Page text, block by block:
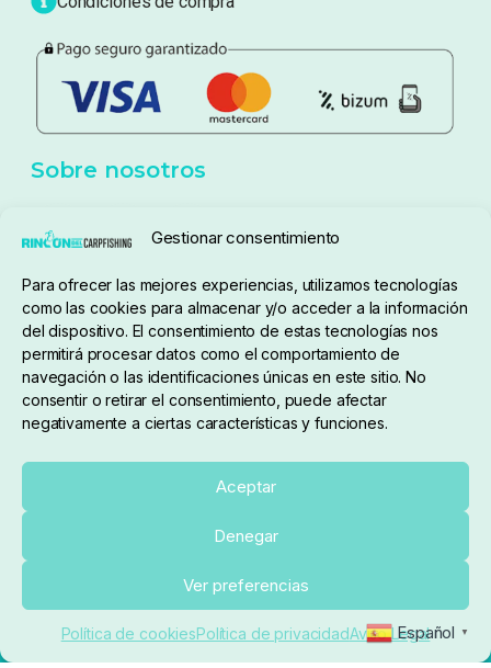
Gestionar consentimiento
Para ofrecer las mejores experiencias, utilizamos tecnologías
como las cookies para almacenar y/o acceder a la información
del dispositivo. El consentimiento de estas tecnologías nos
permitirá procesar datos como el comportamiento de
navegación o las identificaciones únicas en este sitio. No
consentir o retirar el consentimiento, puede afectar
negativamente a ciertas características y funciones.
Aceptar
Denegar
Ver preferencias
Política de cookiesPolítica de privacidadAviso Legal
Sobre nosotros
pedidos@elrincondelcarpfishing.com
910 824 923
Lunes a Viernes de 10:00 a 14:00 horas y 17:00 a
20:00
Paseo de Guadalajara, 36. Local 3. 28702. San
reservados.
Ecommerce conectado con Kiby ERP
Español ▼